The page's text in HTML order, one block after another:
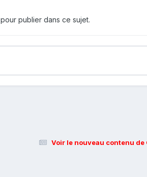
pour publier dans ce sujet.
Voir le nouveau contenu de